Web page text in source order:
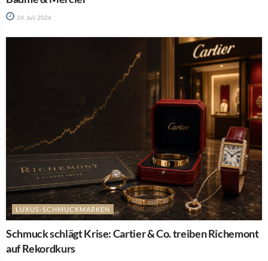
24. Juli 2026
LUXUS-SCHMUCKMARKEN
Schmuck schlägt Krise: Cartier & Co. treiben Richemont
auf Rekordkurs